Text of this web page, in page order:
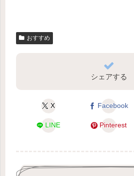
おすすめ
シェアする
X Facebook
LINE Pinterest